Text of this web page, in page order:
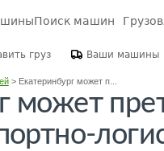
Поиск машин
груз Ваши машины
> Екатеринбург может п...
может